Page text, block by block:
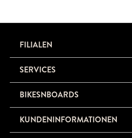
FILIALEN
SERVICES
BIKESNBOARDS
KUNDENINFORMATIONEN